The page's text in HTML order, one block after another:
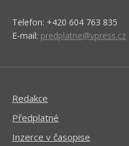
Telefon: +420 604 763 835
E-mail: predplatne@vpress.cz
Redakce
Předplatné
Inzerce v časopise